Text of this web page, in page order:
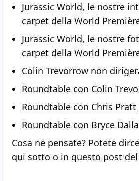
Jurassic World, le nostre
carpet della World
Jurassic World, le nostre
carpet della World
Colin Trevorrow non
Roundtable con Colin
Roundtable con Chris Pratt
Roundtable con Bryce
Cosa ne pensate? Potete
qui sotto o in questo post